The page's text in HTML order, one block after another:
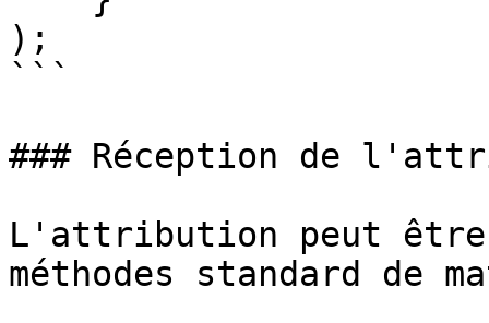
);
```
### Réception de
L'attribution peut être
méthodes standard de